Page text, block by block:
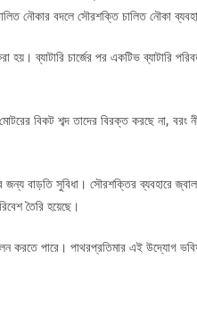
নৌকার বদলে সৌরশক্তি চালিত নৌকা
হয়। ব্যাটারি চার্জের পর একটিভ ব্যাটারি
বিকট শব্দ তাদের বিরক্ত করছে না,
বাড়তি সুবিধা। সৌরশক্তির ব্যবহারে
তৈরি হয়েছে।
করতে পারে। পাথরপ্রতিমার এই উদ্যোগ